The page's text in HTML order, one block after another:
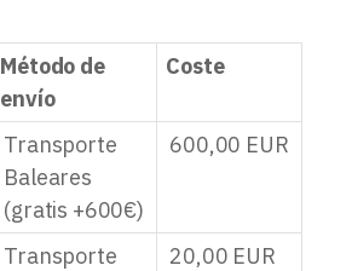
Método de
envío
Coste
Transporte
Baleares
(gratis +600€)
600,00 EUR
Transporte
20,00 EUR